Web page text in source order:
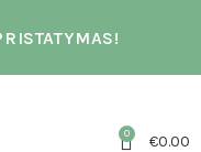
0 €0.00